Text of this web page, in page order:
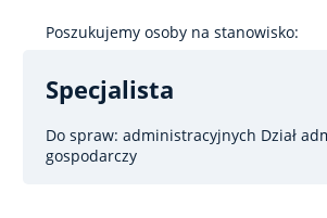
Poszukujemy osoby na stanowisko:
Specjalista
Do spraw: administracyjnych Dział
gospodarczy